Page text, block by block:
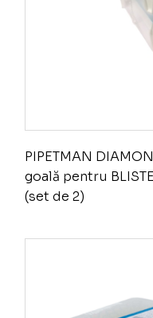
PIPETMAN
goală pentru
(set de 2)